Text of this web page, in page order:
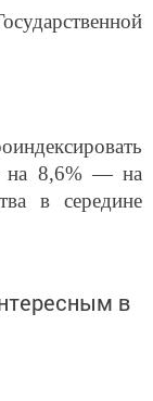
на 8,6% — на
в середине
в